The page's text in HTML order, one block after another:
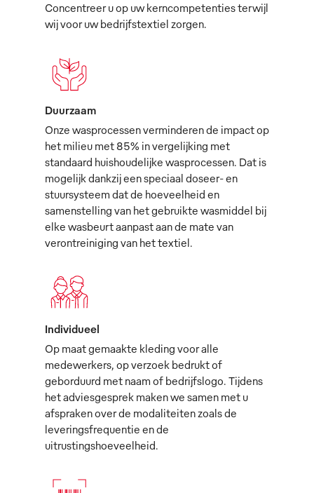
Concentreer u op uw kerncompetenties terwijl
wij voor uw bedrijfstextiel zorgen.
Duurzaam
Onze wasprocessen verminderen de impact op
het milieu met 85% in vergelijking met
standaard huishoudelijke wasprocessen. Dat is
mogelijk dankzij een speciaal doseer- en
stuursysteem dat de hoeveelheid en
samenstelling van het gebruikte wasmiddel bij
elke wasbeurt aanpast aan de mate van
verontreiniging van het textiel.
Individueel
Op maat gemaakte kleding voor alle
medewerkers, op verzoek bedrukt of
geborduurd met naam of bedrijfslogo. Tijdens
het adviesgesprek maken we samen met u
afspraken over de modaliteiten zoals de
leveringsfrequentie en de
uitrustingshoeveelheid.